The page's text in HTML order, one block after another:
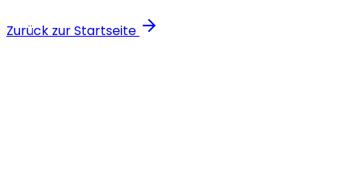
Zurück zur Startseite